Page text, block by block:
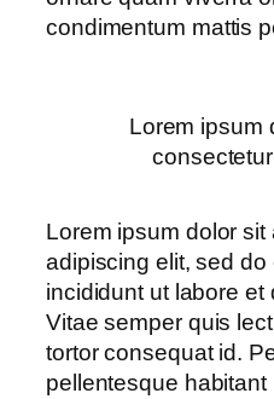
condimentum mattis
Lorem ipsum
Lorem ipsum dolor
adipiscing elit, sed
incididunt ut labore
Vitae semper quis
tortor consequat id.
pellentesque habitant